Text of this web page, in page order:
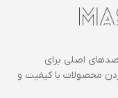
اصلی برای
محصولات با کیفیت و